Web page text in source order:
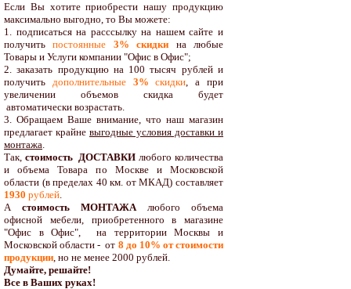
Если Вы хотите приобрести нашу продукцию
максимально выгодно, то Вы можете:
1. подписаться на расссылку на нашем сайте и
получитьпостоянные 3% скидки на любые
Товары и Услуги компании "Офис в Офис";
2. заказать продукцию на 100 тысяч рублей и
получить дополнительные3% скидки, а при
увеличении объемов скидка будет
автоматически возрастать.
3. Обращаем Ваше внимание, что наш магазин
предлагает крайне выгодные условия доставки и
монтажа.
Так, стоимость ДОСТАВКИлюбого количества
и объема Товара по Москве и Московской
области (в пределах 40 км. от МКАД) составляет
1930 рублей.
А стоимость МОНТАЖАлюбого объема
офисной мебели, приобретенного в магазине
"Офис в Офис", на территории Москвы и
Московской области - от 8 до 10% от стоимости
продукции, но не менее 2000 рублей.
Думайте, решайте!
Все в Ваших руках!